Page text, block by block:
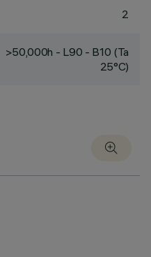
2
>50,000h - L90 - B10 (Ta
25°C)